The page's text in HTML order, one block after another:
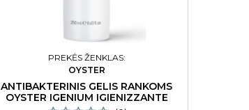
PREKĖS ŽENKLAS:
OYSTER
ANTIBAKTERINIS GELIS RANKOMS
OYSTER IGENIUM IGIENIZZANTE